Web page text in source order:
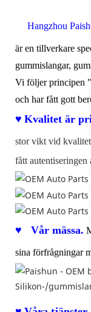
Hangzhou
är en tillverkare
gummislangar,
Vi följer principen
och har fått gott
♥ Kvalitet är
stor vikt vid
fått autentiseringen
♥ Vår mässa.
sina förfrågningar